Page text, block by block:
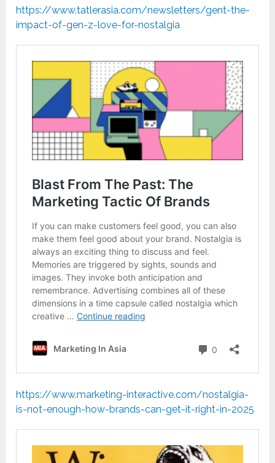
https://www.tatlerasia.com/newsletters/gent-the-
impact-of-gen-z-love-for-nostalgia
https://www.marketing-interactive.com/nostalgia-
is-not-enough-how-brands-can-get-it-right-in-2025